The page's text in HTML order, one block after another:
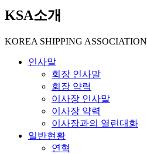
KSA소개
KOREA SHIPPING ASSOCIATION
인사말
회장 인사말
회장 약력
이사장 인사말
이사장 약력
이사장과의 열린대화
일반현황
연혁